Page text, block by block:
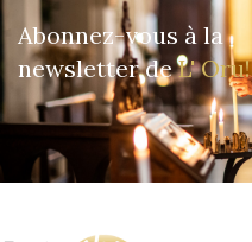
Abonnez-vous à la
newsletter deL' Oru!